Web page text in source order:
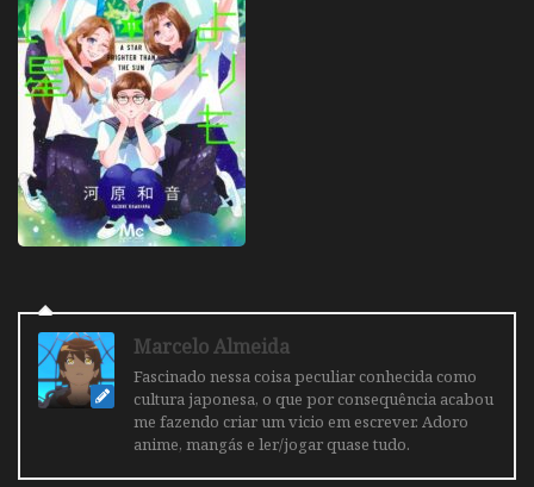
Marcelo Almeida
Fascinado nessa coisa peculiar conhecida como
cultura japonesa, o que por consequência acabou
me fazendo criar um vicio em escrever. Adoro
anime, mangás e ler/jogar quase tudo.